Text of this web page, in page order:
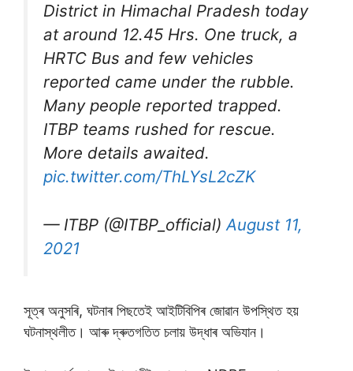
District in Himachal Pradesh today
at around 12.45 Hrs. One truck, a
HRTC Bus and few vehicles
reported came under the rubble.
Many people reported trapped.
ITBP teams rushed for rescue.
More details awaited.
pic.twitter.com/ThLYsL2cZK
— ITBP (@ITBP_official) August 11,
2021
সূত্ৰ অনুসৰি, ঘটনাৰ পিছতেই আইটিবিপিৰ জোৱান উপস্থিত হয়
ঘটনাস্থলীত। আৰু দ্ৰুতগতিত চলায় উদ্ধাৰ অভিযান।